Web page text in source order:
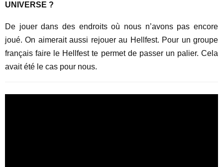
UNIVERSE ?
De jouer dans des endroits où nous n’avons pas encore
joué. On aimerait aussi rejouer au Hellfest. Pour un groupe
français faire le Hellfest te permet de passer un palier. Cela
avait été le cas pour nous.